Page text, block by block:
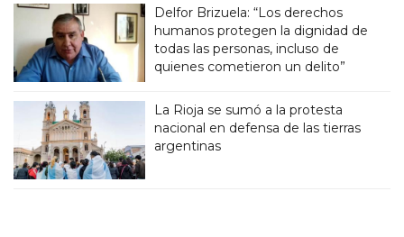
Delfor Brizuela: “Los derechos
humanos protegen la dignidad de
todas las personas, incluso de
quienes cometieron un delito”
La Rioja se sumó a la protesta
nacional en defensa de las tierras
argentinas